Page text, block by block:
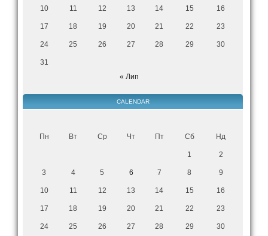
10 11 12 13 14 15 16
17 18 19 20 21 22 23
24 25 26 27 28 29 30
31
« Лип
CALENDAR
Пн Вт Ср Чт Пт Сб Нд
1 2
3 4 5 6 7 8 9
10 11 12 13 14 15 16
17 18 19 20 21 22 23
24 25 26 27 28 29 30